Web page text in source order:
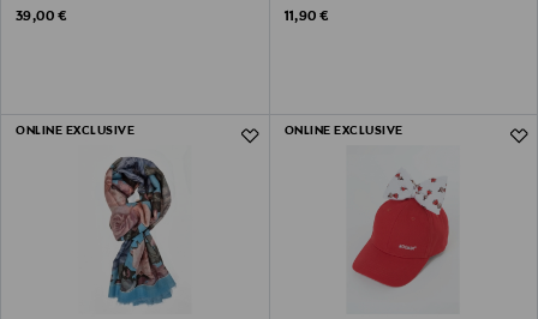
Original Price
39,00 €
Original Price
11,90 €
ONLINE EXCLUSIVE ONLINE EXCLUSIVE